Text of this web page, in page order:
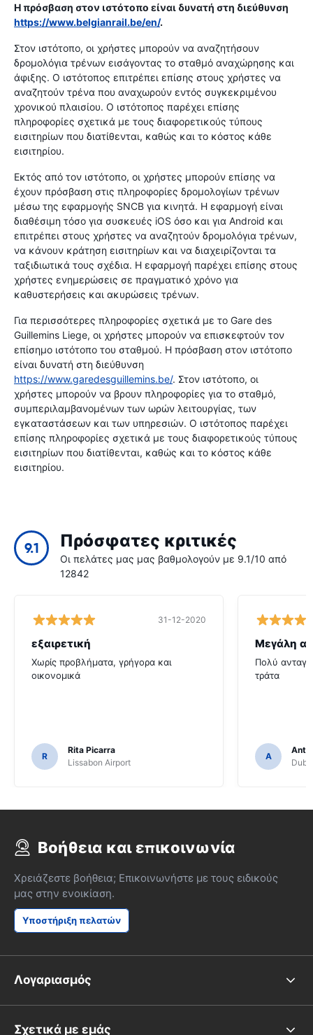
Η πρόσβαση στον ιστότοπο είναι δυνατή στη διεύθυνση
https://www.belgianrail.be/en/.
Στον ιστότοπο, οι χρήστες μπορούν να αναζητήσουν
δρομολόγια τρένων εισάγοντας το σταθμό αναχώρησης και
άφιξης. Ο ιστότοπος επιτρέπει επίσης στους χρήστες να
αναζητούν τρένα που αναχωρούν εντός συγκεκριμένου
χρονικού πλαισίου. Ο ιστότοπος παρέχει επίσης
πληροφορίες σχετικά με τους διαφορετικούς τύπους
εισιτηρίων που διατίθενται, καθώς και το κόστος κάθε
εισιτηρίου.
Εκτός από τον ιστότοπο, οι χρήστες μπορούν επίσης να
έχουν πρόσβαση στις πληροφορίες δρομολογίων τρένων
μέσω της εφαρμογής SNCB για κινητά. Η εφαρμογή είναι
διαθέσιμη τόσο για συσκευές iOS όσο και για Android και
επιτρέπει στους χρήστες να αναζητούν δρομολόγια τρένων,
να κάνουν κράτηση εισιτηρίων και να διαχειρίζονται τα
ταξιδιωτικά τους σχέδια. Η εφαρμογή παρέχει επίσης στους
χρήστες ενημερώσεις σε πραγματικό χρόνο για
καθυστερήσεις και ακυρώσεις τρένων.
Για περισσότερες πληροφορίες σχετικά με το Gare des
Guillemins Liege, οι χρήστες μπορούν να επισκεφτούν τον
επίσημο ιστότοπο του σταθμού. Η πρόσβαση στον ιστότοπο
είναι δυνατή στη διεύθυνση
https://www.garedesguillemins.be/. Στον ιστότοπο, οι
χρήστες μπορούν να βρουν πληροφορίες για το σταθμό,
συμπεριλαμβανομένων των ωρών λειτουργίας, των
εγκαταστάσεων και των υπηρεσιών. Ο ιστότοπος παρέχει
επίσης πληροφορίες σχετικά με τους διαφορετικούς τύπους
εισιτηρίων που διατίθενται, καθώς και το κόστος κάθε
εισιτηρίου.
9.1 Πρόσφατες κριτικές
Οι πελάτες μας μας βαθμολογούν με 9.1/10 από
12842
31-12-2020
εξαιρετική
Χωρίς προβλήματα, γρήγορα και
οικονομικά
R
Rita Picarra
Lissabon Airport
Μεγάλη
Πολύ
τράτα
A
Βοήθεια και επικοινωνία
Χρειάζεστε βοήθεια; Επικοινωνήστε με τους ειδικούς
μας στην ενοικίαση.
Υποστήριξη πελατών
Λογαριασμός
Σχετικά με εμάς